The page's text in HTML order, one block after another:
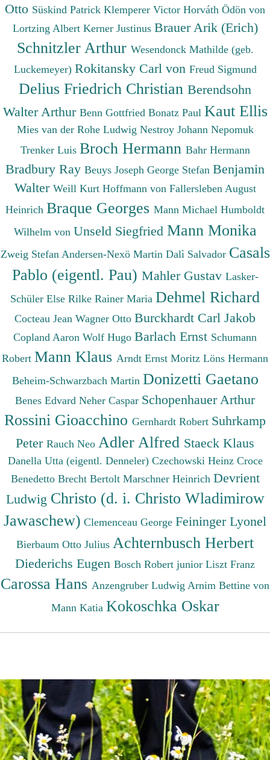
Otto Süskind Patrick Klemperer Victor Horváth Ödön von
Lortzing Albert Kerner Justinus Brauer Arik (Erich)
Schnitzler Arthur Wesendonck Mathilde (geb.
Luckemeyer) Rokitansky Carl von Freud Sigmund
Delius Friedrich Christian Berendsohn
Walter Arthur Benn Gottfried Bonatz Paul Kaut Ellis
Mies van der Rohe Ludwig Nestroy Johann Nepomuk
Trenker Luis Broch Hermann Bahr Hermann
Bradbury Ray Beuys Joseph George Stefan Benjamin
Walter Weill Kurt Hoffmann von Fallersleben August
Heinrich Braque Georges Mann Michael Humboldt
Wilhelm von Unseld Siegfried Mann Monika
Zweig Stefan Andersen-Nexö Martin Dalì Salvador Casals
Pablo (eigentl. Pau) Mahler Gustav Lasker-
Schüler Else Rilke Rainer Maria Dehmel Richard
Cocteau Jean Wagner Otto Burckhardt Carl Jakob
Copland Aaron Wolf Hugo Barlach Ernst Schumann
Robert Mann Klaus Arndt Ernst Moritz Löns Hermann
Beheim-Schwarzbach Martin Donizetti Gaetano
Benes Edvard Neher Caspar Schopenhauer Arthur
Rossini Gioacchino Gernhardt Robert Suhrkamp
Peter Rauch Neo Adler Alfred Staeck Klaus
Danella Utta (eigentl. Denneler) Czechowski Heinz Croce
Benedetto Brecht Bertolt Marschner Heinrich Devrient
Ludwig Christo (d. i. Christo Wladimirow
Jawaschew) Clemenceau George Feininger Lyonel
Bierbaum Otto Julius Achternbusch Herbert
Diederichs Eugen Bosch Robert junior Liszt Franz
Carossa Hans Anzengruber Ludwig Arnim Bettine von
Mann Katia Kokoschka Oskar